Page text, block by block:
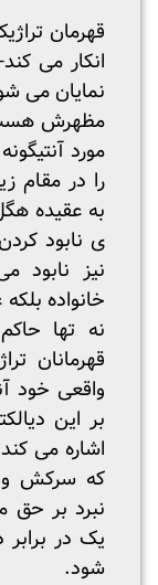
قهرمان
انکار می
نمایان می
مظهرش هست
مورد
را در مقام
به عقیده
ی نابود
نیز نابود
خانواده
نه تها
قهرمانان
واقعی خود
بر این
اشاره می
که سرکش و
نبرد بر
یک در
شود.